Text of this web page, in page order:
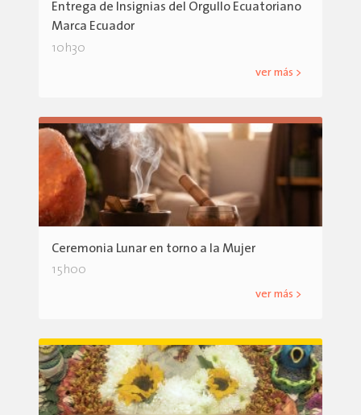
Entrega de Insignias del Orgullo Ecuatoriano
Marca Ecuador
10h30
ver más >
Ceremonia Lunar en torno a la Mujer
15h00
ver más >